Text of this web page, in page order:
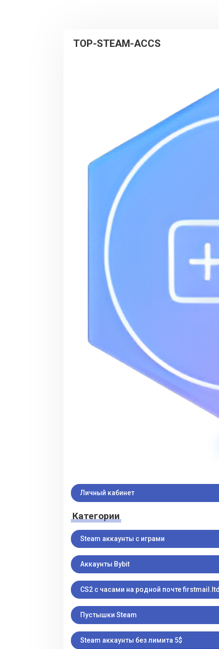
TOP-STEAM-ACCS
Личный кабинет
Категории
Steam аккаунты с играми
Аккаунты Bybit
CS2 с часами на родной почте
Пустышки Steam
Steam аккаунты без лимита 5$